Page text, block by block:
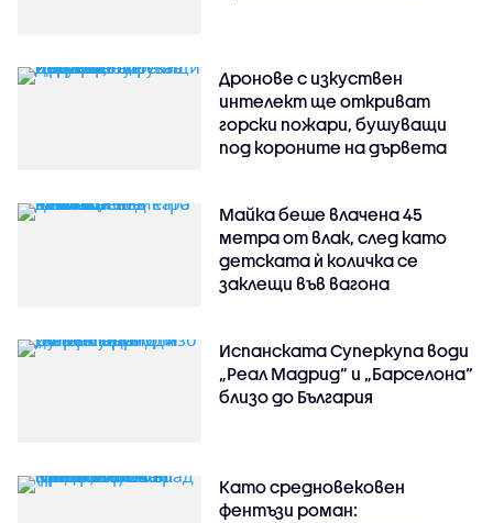
Дронове с изкуствен
интелект ще откриват
горски пожари, бушуващи
под короните на дървета
Майка беше влачена 45
метра от влак, след като
детската ѝ количка се
заклещи във вагона
Испанската Суперкупа води
„Реал Мадрид“ и „Барселона“
близо до България
Като средновековен
фентъзи роман: